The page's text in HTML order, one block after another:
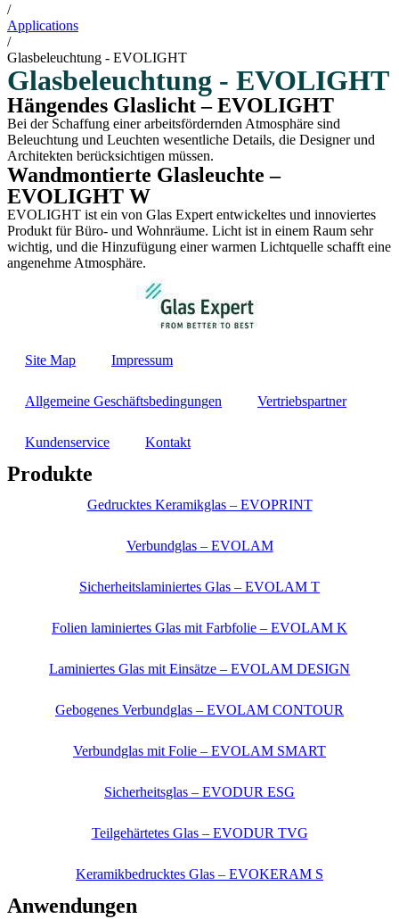
/
Applications
/
Glasbeleuchtung - EVOLIGHT
Glasbeleuchtung - EVOLIGHT
Hängendes Glaslicht – EVOLIGHT
Bei der Schaffung einer arbeitsfördernden Atmosphäre sind
Beleuchtung und Leuchten wesentliche Details, die Designer und
Architekten berücksichtigen müssen.
Wandmontierte Glasleuchte –
EVOLIGHT W
EVOLIGHT ist ein von Glas Expert entwickeltes und innoviertes
Produkt für Büro- und Wohnräume. Licht ist in einem Raum sehr
wichtig, und die Hinzufügung einer warmen Lichtquelle schafft eine
angenehme Atmosphäre.
Site Map Impressum
Allgemeine Geschäftsbedingungen Vertriebspartner
Kundenservice Kontakt
Produkte
Gedrucktes Keramikglas – EVOPRINT
Verbundglas – EVOLAM
Sicherheitslaminiertes Glas – EVOLAM T
Folien laminiertes Glas mit Farbfolie – EVOLAM K
Laminiertes Glas mit Einsätze – EVOLAM DESIGN
Gebogenes Verbundglas – EVOLAM CONTOUR
Verbundglas mit Folie – EVOLAM SMART
Sicherheitsglas – EVODUR ESG
Teilgehärtetes Glas – EVODUR TVG
Keramikbedrucktes Glas – EVOKERAM S
Anwendungen